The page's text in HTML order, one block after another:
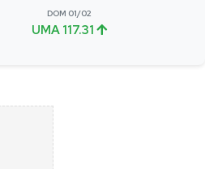
DOM 01/02
UMA 117.31